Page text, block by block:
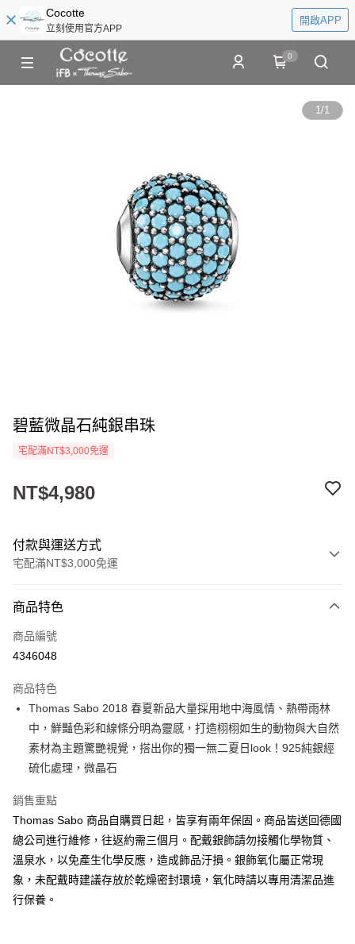
Cocotte
立刻使用官方APP
開啟APP
0
1/1
碧藍微晶石純銀串珠
宅配滿NT$3,000免運
NT$4,980
付款與運送方式
宅配滿NT$3,000免運
信用卡一次付款
LINE Pay
街口支付
悠遊付
ATM付款
運送方式
黑貓宅急便
每筆NT$100，滿NT$3,000(含以上)免運費
商品特色
商品編號
4346048
商品特色
Thomas Sabo 2018 春夏新品大量採用地中海風情、熱帶雨林
中，鮮豔色彩和線條分明為靈感，打造栩栩如生的動物與大自然
素材為主題驚艷視覺，搭出你的獨一無二夏日look！925純銀經
硫化處理，微晶石
銷售重點
Thomas Sabo 商品自購買日起，皆享有兩年保固。商品皆送回德國
總公司進行維修，往返約需三個月。配戴銀飾請勿接觸化學物質、
溫泉水，以免產生化學反應，造成飾品汙損。銀飾氧化屬正常現
象，未配戴時建議存放於乾燥密封環境，氧化時請以專用清潔品進
行保養。